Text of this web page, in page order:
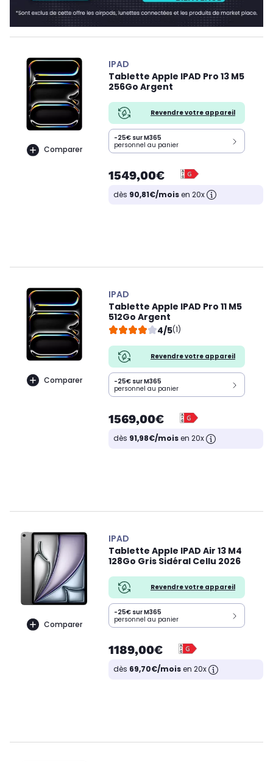
Comparer
IPAD
Tablette Apple IPAD Pro 13 M5
256Go Argent
Revendre votre appareil
-25€ sur M365
personnel au panier
1549,00€
dès 90,81€/moisen 20x
Comparer
IPAD
Tablette Apple IPAD Pro 11 M5
512Go Argent
4/5(1)
Revendre votre appareil
-25€ sur M365
personnel au panier
1569,00€
dès 91,98€/moisen 20x
Comparer
IPAD
Tablette Apple IPAD Air 13 M4
128Go Gris Sidéral Cellu 2026
Revendre votre appareil
-25€ sur M365
personnel au panier
1189,00€
dès 69,70€/moisen 20x